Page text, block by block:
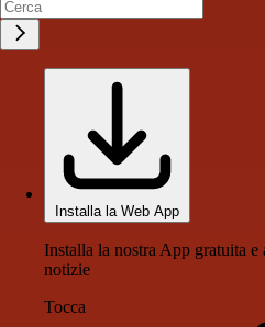
Installa la Web App
Installa la nostra App gratuita
notizie
Tocca